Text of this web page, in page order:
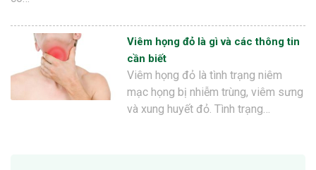
Viêm họng đỏ là gì và các thông tin
cần biết
Viêm họng đỏ là tình trạng niêm
mạc họng bị nhiễm trùng, viêm sưng
và xung huyết đỏ. Tình trạng…